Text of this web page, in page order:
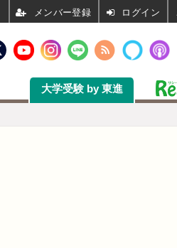
大学受験 by 東進
ログイン